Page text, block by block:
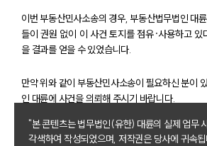
그룹소개
이번 부동산민사소송의 경우, 부동산법무법인 대
들이 권원 없이 이 사건 토지를 점유·사용하고 있
을 결과를 얻을 수 있었습니다.
만약 위와 같이 부동산민사소송이 필요하신 분이
인 대륜에 사건을 의뢰해 주시기 바랍니다.
"본 콘텐츠는 법무법인(유한) 대륜의 실제 업무
각색하여 작성되었으며, 저작권은 당사에 귀속됩